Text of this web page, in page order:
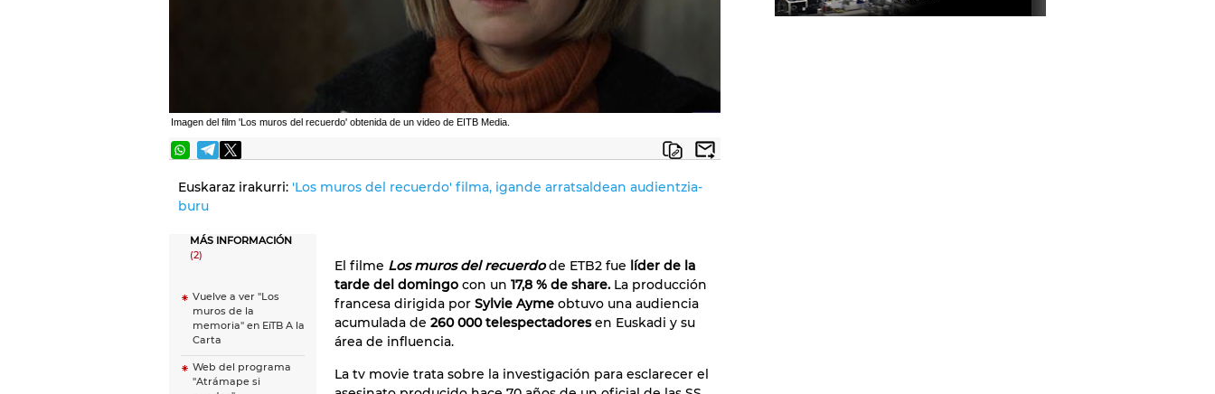
Imagen del film 'Los muros del recuerdo' obtenida de un video de EITB Media.
Euskaraz irakurri: 'Los muros del recuerdo' filma, igande arratsaldean audientzia-
buru
MÁS INFORMACIÓN
(2)
Vuelve a ver "Los
muros de la
memoria" en EiTB A la
Carta
Web del programa
"Atrámape si
El filme Los muros del recuerdode ETB2 fue líder de la
tarde del domingo con un 17,8 % de share. La producción
francesa dirigida por Sylvie Ayme obtuvo una audiencia
acumulada de 260 000 telespectadoresen Euskadi y su
área de influencia.
La tv movie trata sobre la investigación para esclarecer el